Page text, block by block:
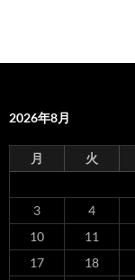
2026年8月
月 火
3
4
10
11
17
18